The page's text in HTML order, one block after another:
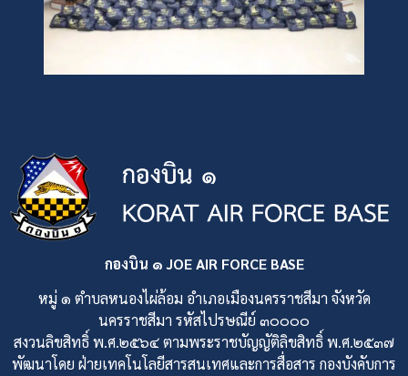
กองบิน ๑ JOE AIR FORCE BASE
หมู่ ๑ ตำบลหนองไผ่ล้อม อำเภอเมืองนครราชสีมา จังหวัด
นครราชสีมา รหัสไปรษณีย์ ๓๐๐๐๐
สงวนลิขสิทธิ์ พ.ศ.๒๕๖๔ ตามพระราชบัญญัติลิขสิทธิ์ พ.ศ.๒๕๓๗
พัฒนาโดย ฝ่ายเทคโนโลยีสารสนเทศและการสื่อสาร กองบังคับการ